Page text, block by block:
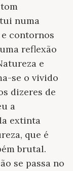
numa
contornos
reflexão
e
se o vivido
dizeres de
a
extinta
que é
brutal.
se passa no